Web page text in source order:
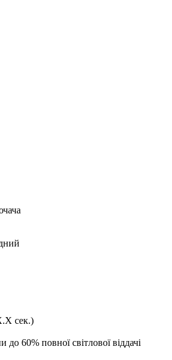
сек.)
до 60% повної світлової віддачі